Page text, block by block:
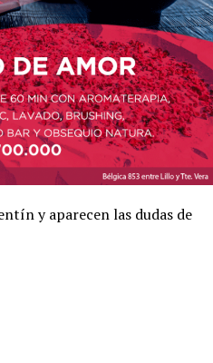
y aparecen las dudas de